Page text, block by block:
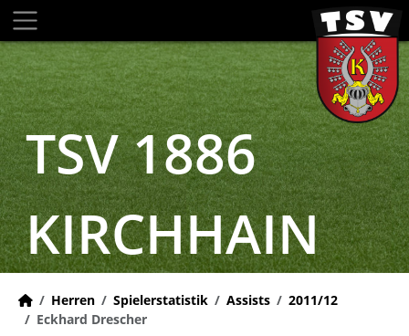
TSV 1886
KIRCHHAIN
Herren Spielerstatistik Assists
2011/12
Eckhard Drescher